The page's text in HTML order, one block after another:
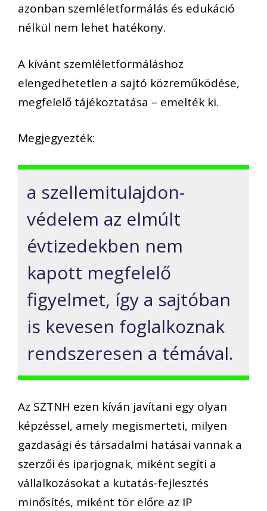
azonban szemléletformálás és edukáció
nélkül nem lehet hatékony.
A kívánt szemléletformáláshoz
elengedhetetlen a sajtó közreműködése,
megfelelő tájékoztatása – emelték ki.
Megjegyezték:
a szellemitulajdon-
védelem az elmúlt
évtizedekben nem
kapott megfelelő
figyelmet, így a sajtóban
is kevesen foglalkoznak
rendszeresen a témával.
Az SZTNH ezen kíván javítani egy olyan
képzéssel, amely megismerteti, milyen
gazdasági és társadalmi hatásai vannak a
szerzői és iparjognak, miként segíti a
vállalkozásokat a kutatás-fejlesztés
minősítés, miként tör előre az IP